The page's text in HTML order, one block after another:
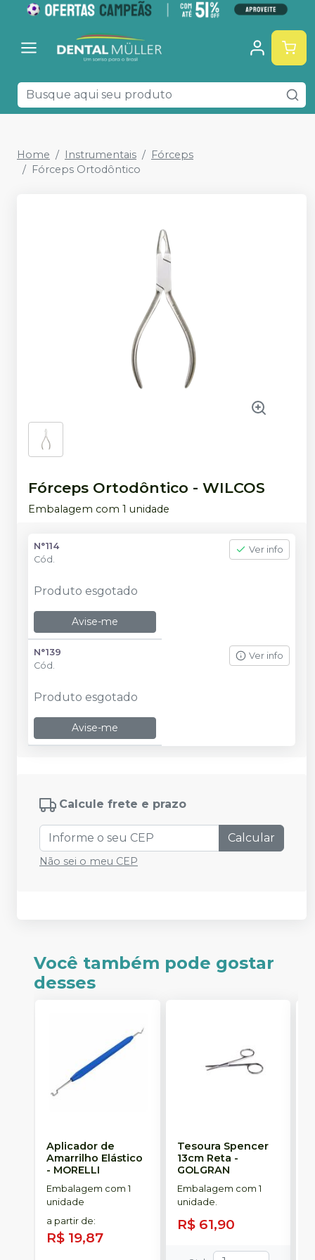
Home Instrumentais
Fórceps
Fórceps Ortodôntico
Fórceps Ortodôntico - WILCOS
Embalagem com 1 unidade
N°114
Cód.
Ver info
Produto esgotado
Avise-me
N°139
Cód.
Ver info
Produto esgotado
Avise-me
Calcule frete e prazo
Calcular
Não sei o meu CEP
Você também pode gostar
desses
Aplicador de
Amarrilho Elástico
- MORELLI
Embalagem com 1
unidade
a partir de:
R$ 19,87
Tesoura Spencer
13cm Reta -
GOLGRAN
Embalagem com 1
unidade.
R$ 61,90